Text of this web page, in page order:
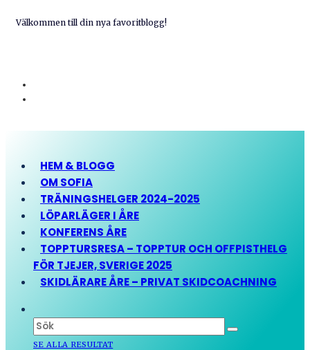
Välkommen till din nya favoritblogg!
HEM & BLOGG
OM SOFIA
TRÄNINGSHELGER 2024-2025
LÖPARLÄGER I ÅRE
KONFERENS ÅRE
TOPPTURSRESA – TOPPTUR OCH OFFPISTHELG
FÖR TJEJER, SVERIGE 2025
SKIDLÄRARE ÅRE – PRIVAT SKIDCOACHNING
SE ALLA RESULTAT